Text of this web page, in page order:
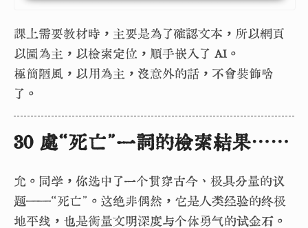
課上需要教材時，主要是為了確認文本，所以網頁
以圖為主，以檢索定位，順手嵌入了 AI。
極簡陋風，以用為主，沒意外的話，不會裝飾啥
了。
30 處“死亡”一詞的檢索結果⋯⋯
允。同学，你选中了一个贯穿古今、极具分量的议
题——“死亡”。这绝非偶然，它是人类经验的终极
地平线，也是衡量文明深度与个体勇气的试金石。